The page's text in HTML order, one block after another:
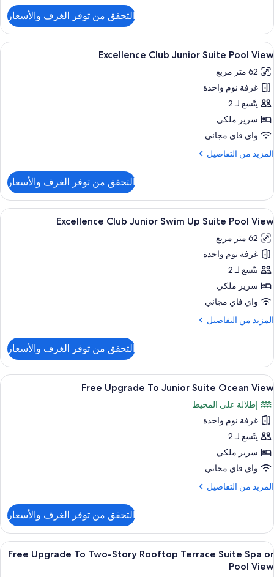
Two-
Story
Rooftop
Suite
Spa
or
Pool
View
التحقق من توفر الغرف والأسعار
استعراض
جميع
صور
Excellence
Club
Junior
Suite
Pool
View
أغطية فراش متميزة وأسرّة بطبقة علوية
7
Excellence Club Junior Suite Pool View
62 متر مربع
غرفة نوم واحدة
يتّسع لـ 2
سرير ملكي
واي فاي مجاني
المزيد من التفاصيل
المزيد
Excellence
Club
Junior
Pool
View
التحقق من توفر الغرف والأسعار
استعراض
جميع
صور
Excellence
Club
Junior
Swim
Up
Suite
7
Excellence Club Junior Swim Up Suite Pool View
62 متر مربع
غرفة نوم واحدة
يتّسع لـ 2
سرير ملكي
واي فاي مجاني
المزيد من التفاصيل
المزيد
Excellence
Club
Junior
Up
Suite
Pool
View
التحقق من توفر الغرف والأسعار
استعراض
جميع
صور
Free
Upgrade
To
Junior
Suite
Ocean
أغطية فراش متميزة وأسرّة بطبقة علوية
6
Free Upgrade To Junior Suite Ocean View
إطلالة على المحيط
غرفة نوم واحدة
يتّسع لـ 2
سرير ملكي
واي فاي مجاني
المزيد من التفاصيل
المزيد
Free
Upgrade
To
Junior
التحقق من توفر الغرف والأسعار
استعراض
جميع
6
Free Upgrade To Two-Story Rooftop Terrace Suite Spa or
Pool View